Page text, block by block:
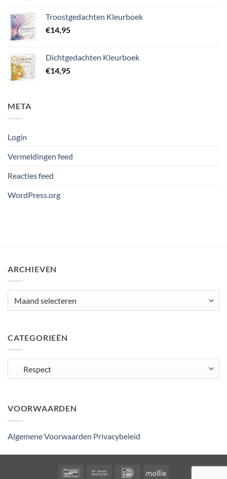
Troostgedachten Kleurboek
€14,95
Dichtgedachten Kleurboek
€14,95
META
Login
Vermeldingen feed
Reacties feed
WordPress.org
ARCHIEVEN
CATEGORIEËN
VOORWAARDEN
Algemene Voorwaarden Privacybeleid
BancontactBank IDeal Mollie